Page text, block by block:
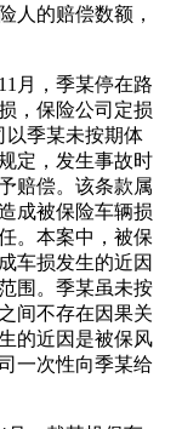
人的赔偿数额，
月，季某停在路
，保险公司定损
以季某未按期体
定，发生事故时
赔偿。该条款属
成被保险车辆损
。本案中，被保
车损发生的近因
围。季某虽未按
间不存在因果关
的近因是被保风
一次性向季某给